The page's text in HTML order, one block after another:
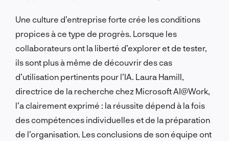
Une culture d’entreprise forte crée les conditions
propices à ce type de progrès. Lorsque les
collaborateurs ont la liberté d’explorer et de tester,
ils sont plus à même de découvrir des cas
d’utilisation pertinents pour l’IA. Laura Hamill,
directrice de la recherche chez Microsoft AI@Work,
l’a clairement exprimé : la réussite dépend à la fois
des compétences individuelles et de la préparation
de l’organisation. Les conclusions de son équipe ont